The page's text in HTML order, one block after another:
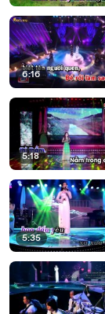
6:16
5:18
5:35